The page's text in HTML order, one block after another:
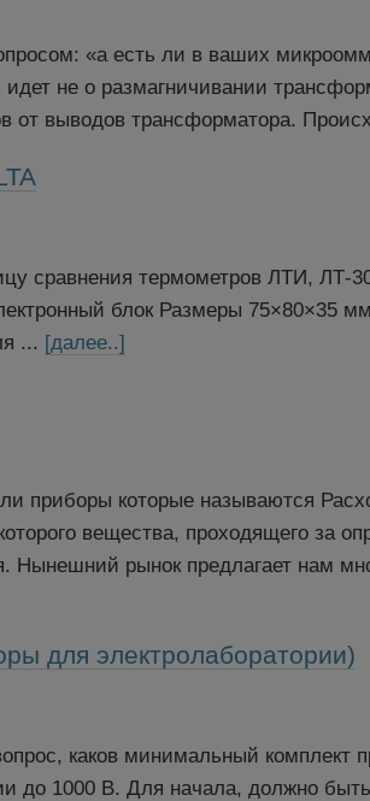
«а есть ли в ваших
не о размагничивании
от выводов трансформатора.
сравнения термометров ЛТИ, ЛТ-
блок Размеры 75×80×35
... [далее..]
приборы которые называются
вещества, проходящего за
Нынешний рынок предлагает нам
для электролаборатории)
каков минимальный комплект
до 1000 В. Для начала, должно